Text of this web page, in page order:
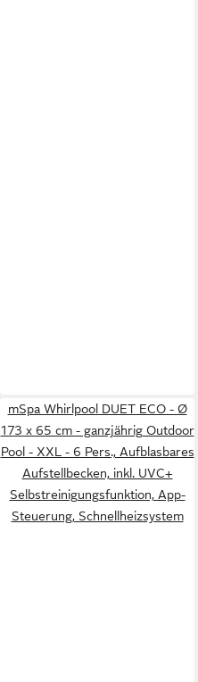
mSpa Whirlpool DUET ECO - Ø
173 x 65 cm - ganzjährig Outdoor
Pool - XXL - 6 Pers., Aufblasbares
Aufstellbecken, inkl. UVC+
Selbstreinigungsfunktion, App-
Steuerung, Schnellheizsystem